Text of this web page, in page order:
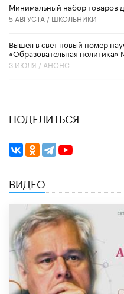
Минимальный набор товаров
5 АВГУСТА / ШКОЛЬНИКИ
Вышел в свет новый номер
«Образовательная
3 ИЮЛЯ / АНОНС
ПОДЕЛИТЬСЯ
ВИДЕО